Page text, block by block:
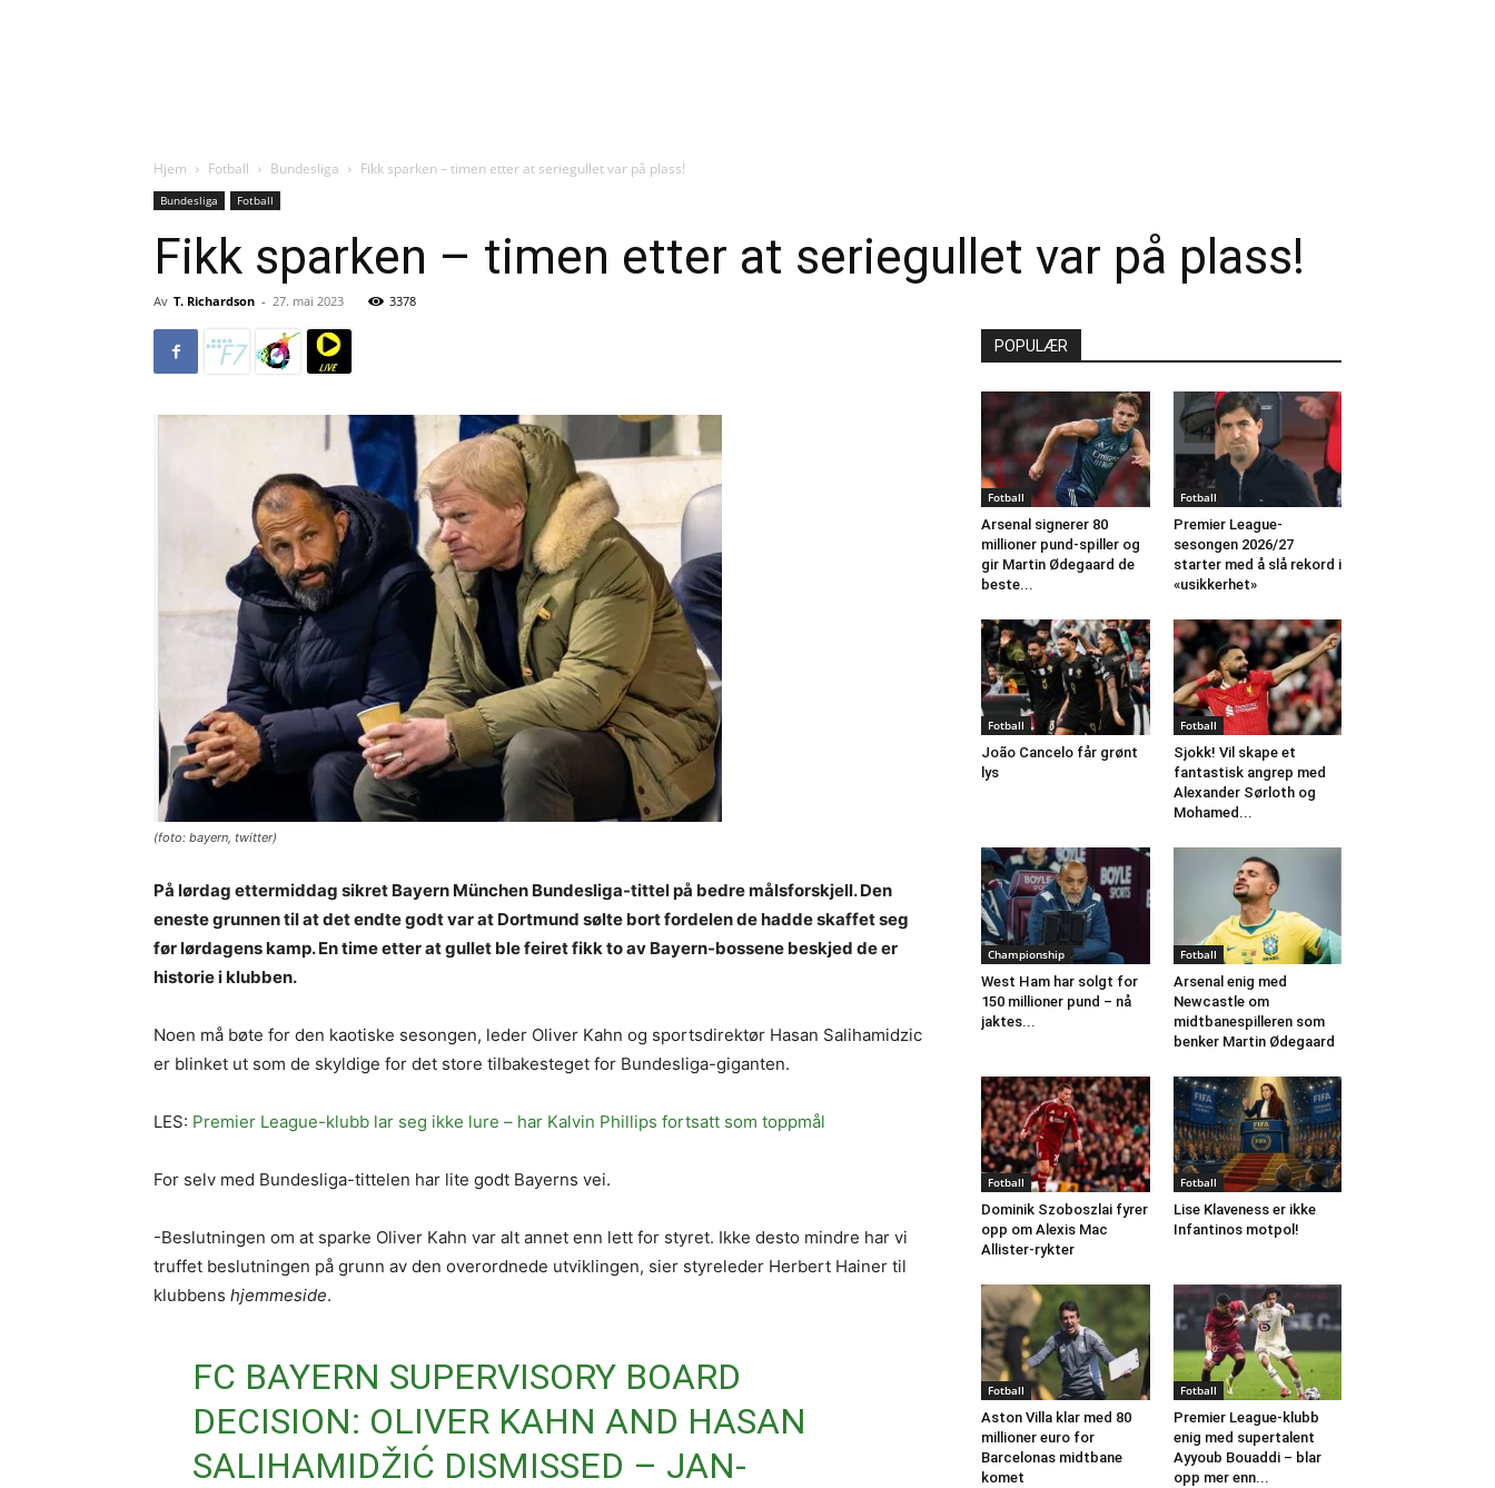
Hjem Fotball Bundesliga Fikk sparken – timen etter at seriegullet var på plass!
Bundesliga Fotball
Fikk sparken – timen etter at seriegullet var på plass!
Av T. Richardson - 27. mai 2023 3378
(foto: bayern, twitter)
På lørdag ettermiddag sikret Bayern München Bundesliga-tittel på bedre målsforskjell. Den
eneste grunnen til at det endte godt var at Dortmund sølte bort fordelen de hadde skaffet seg
før lørdagens kamp. En time etter at gullet ble feiret fikk to av Bayern-bossene beskjed de er
historie i klubben.
Noen må bøte for den kaotiske sesongen, leder Oliver Kahn og sportsdirektør Hasan Salihamidzic
er blinket ut som de skyldige for det store tilbakesteget for Bundesliga-giganten.
LES: Premier League-klubb lar seg ikke lure – har Kalvin Phillips fortsatt som toppmål
For selv med Bundesliga-tittelen har lite godt Bayerns vei.
-Beslutningen om at sparke Oliver Kahn var alt annet enn lett for styret. Ikke desto mindre har vi
truffet beslutningen på grunn av den overordnede utviklingen, sier styreleder Herbert Hainer til
klubbens hjemmeside.
FC BAYERN SUPERVISORY BOARD
DECISION: OLIVER KAHN AND HASAN
SALIHAMIDŽIĆ DISMISSED – JAN-
POPULÆR
Fotball
Arsenal signerer 80
millioner pund-spiller og
gir Martin Ødegaard de
beste...
Fotball
Premier League-
sesongen 2026/27
starter med å slå rekord i
«usikkerhet»
Fotball
João Cancelo får grønt
lys
Fotball
Sjokk! Vil skape et
fantastisk angrep med
Alexander Sørloth og
Mohamed...
Championship
West Ham har solgt for
150 millioner pund – nå
jaktes...
Fotball
Arsenal enig med
Newcastle om
midtbanespilleren som
benker Martin Ødegaard
Fotball
Dominik Szoboszlai fyrer
opp om Alexis Mac
Allister-rykter
Fotball
Lise Klaveness er ikke
Infantinos motpol!
Fotball
Aston Villa klar med 80
millioner euro for
Barcelonas midtbane
komet
Fotball
Premier League-klubb
enig med supertalent
Ayyoub Bouaddi – blar
opp mer enn...